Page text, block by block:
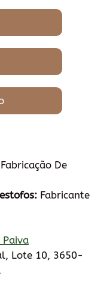
De
Fabricante
Lote 10, 3650-